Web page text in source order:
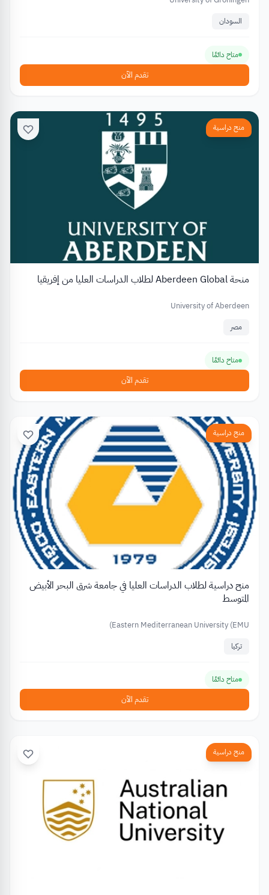
السودان
متاح دائمًا
تقدم الآن
منح دراسية
منحة Aberdeen Global لطلاب الدراسات العليا من إفريقيا
University of Aberdeen
مصر
متاح دائمًا
تقدم الآن
منح دراسية
منح دراسية لطلاب الدراسات العليا في جامعة شرق البحر الأبيض
المتوسط
Eastern Mediterranean University (EMU)
تركيا
متاح دائمًا
تقدم الآن
منح دراسية